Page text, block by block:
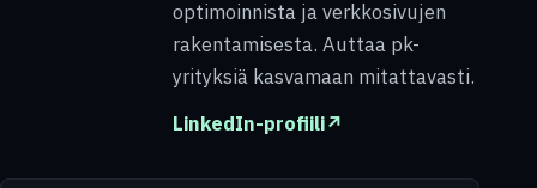
optimoinnista ja verkkosivujen
rakentamisesta. Auttaa pk-
yrityksiä kasvamaan mitattavasti.
LinkedIn-profiili↗